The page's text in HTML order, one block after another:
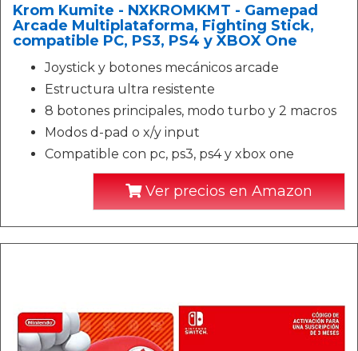
Krom Kumite - NXKROMKMT - Gamepad
Arcade Multiplataforma, Fighting Stick,
compatible PC, PS3, PS4 y XBOX One
Joystick y botones mecánicos arcade
Estructura ultra resistente
8 botones principales, modo turbo y 2 macros
Modos d-pad o x/y input
Compatible con pc, ps3, ps4 y xbox one
Ver precios en Amazon